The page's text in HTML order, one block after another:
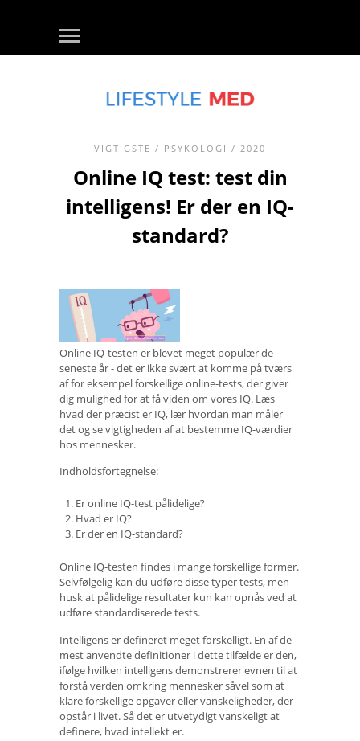
VIGTIGSTE / PSYKOLOGI / 2020
Online IQ test: test din
intelligens! Er der en IQ-
standard?
Online IQ-testen er blevet meget populær de
seneste år - det er ikke svært at komme på tværs
af for eksempel forskellige online-tests, der giver
dig mulighed for at få viden om vores IQ. Læs
hvad der præcist er IQ, lær hvordan man måler
det og se vigtigheden af ​​at bestemme IQ-værdier
hos mennesker.
Indholdsfortegnelse:
Er online IQ-test pålidelige?
Hvad er IQ?
Er der en IQ-standard?
Online IQ-testen findes i mange forskellige former.
Selvfølgelig kan du udføre disse typer tests, men
husk at pålidelige resultater kun kan opnås ved at
udføre standardiserede tests.
Intelligens er defineret meget forskelligt. En af de
mest anvendte definitioner i dette tilfælde er den,
ifølge hvilken intelligens demonstrerer evnen til at
forstå verden omkring mennesker såvel som at
klare forskellige opgaver eller vanskeligheder, der
opstår i livet. Så det er utvetydigt vanskeligt at
definere, hvad intellekt er.